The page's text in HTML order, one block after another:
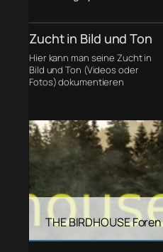
Zucht in Bild und Ton
Hier kann man seine Zucht in
Bild und Ton (Videos oder
Fotos) dokumentieren
THE BIRDHOUSE Foren